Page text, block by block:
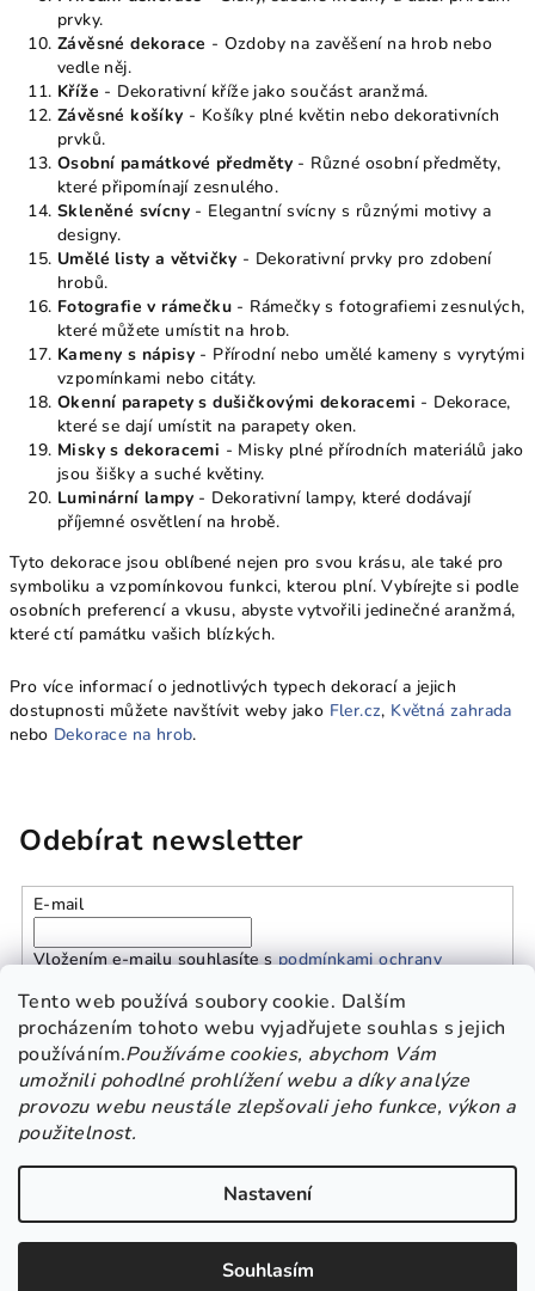
Tento web používá soubory cookie. Dalším
procházením tohoto webu vyjadřujete souhlas s jejich
používáním.Používáme cookies, abychom Vám
umožnili pohodlné prohlížení webu a díky analýze
provozu webu neustále zlepšovali jeho funkce, výkon a
použitelnost.
Nastavení
Souhlasím
prvky.
Závěsné dekorace - Ozdoby na zavěšení na hrob nebo
vedle něj.
Kříže - Dekorativní kříže jako součást aranžmá.
Závěsné košíky - Košíky plné květin nebo dekorativních
prvků.
Osobní památkové předměty - Různé osobní předměty,
které připomínají zesnulého.
Skleněné svícny - Elegantní svícny s různými motivy a
designy.
Umělé listy a větvičky - Dekorativní prvky pro zdobení
hrobů.
Fotografie v rámečku - Rámečky s fotografiemi zesnulých,
které můžete umístit na hrob.
Kameny s nápisy - Přírodní nebo umělé kameny s vyrytými
vzpomínkami nebo citáty.
Okenní parapety s dušičkovými dekoracemi - Dekorace,
které se dají umístit na parapety oken.
Misky s dekoracemi - Misky plné přírodních materiálů jako
jsou šišky a suché květiny.
Luminární lampy - Dekorativní lampy, které dodávají
příjemné osvětlení na hrobě.
Tyto dekorace jsou oblíbené nejen pro svou krásu, ale také pro
symboliku a vzpomínkovou funkci, kterou plní. Vybírejte si podle
osobních preferencí a vkusu, abyste vytvořili jedinečné aranžmá,
které ctí památku vašich blízkých.
Pro více informací o jednotlivých typech dekorací a jejich
dostupnosti můžete navštívit weby jako Fler.cz, Květná zahrada
nebo Dekorace na hrob.
Odebírat newsletter
E-mail
Vložením e-mailu souhlasíte spodmínkami ochrany
Přihlásit se
Platba a doprava
GDPR